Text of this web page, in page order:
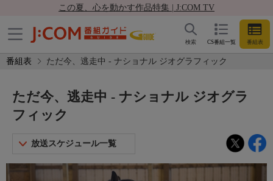
この夏、心を動かす作品特集 | J:COM TV
CS番組一覧 番組表
検索
番組表 ただ今、逃走中 - ナショナル ジオグラフィック
ただ今、逃走中 - ナショナル ジオグラ
フィック
放送スケジュール一覧